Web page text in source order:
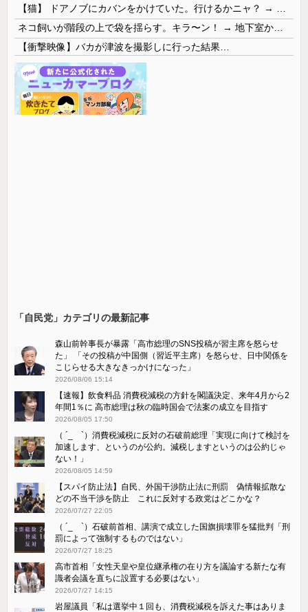
【衝撃映像】バカが津波を撮影しに行った結果…
「自民党」カテゴリの最新記事
森山前幹事長が暴露「高市総理のSNS投稿が習主席を怒らせ
た」 「その投稿が中国側（習近平主席）を怒らせ、日中関係を
こじらせる大きなきっかけになった」
2026/08/06 15:14
【速報】飲食料品 消費税減税の方針を閣議決定、来年4月から2
年間1％に 高市総理は秋の臨時国会で法案の成立を目指す
2026/08/05 17:50
（ ´_ゝ`）消費税減税に反対の石破前総理「実現に向けて検討を
加速します、というのが公約。減税しますというのは公約じゃ
ない！」
2026/08/05 14:59
【スパイ防止法】自民、外国干渉防止法に刑罰 偽情報拡散な
どの不当干渉を防止 これに反対する政党はどこかな？
2026/07/27 22:05
（ ´_ゝ`）石破前首相、講演で成立した国旗損壊罪を猛批判「刑
罰によって強制するものではない」
2026/07/27 18:25
高市首相「女性天皇や皇位継承権の在り方を議論する新たな有
識者会議を直ちに設置する必要はない」
2026/07/27 14:15
岩屋議員「私は選挙中１回も、消費税減税を訴えた事はありま